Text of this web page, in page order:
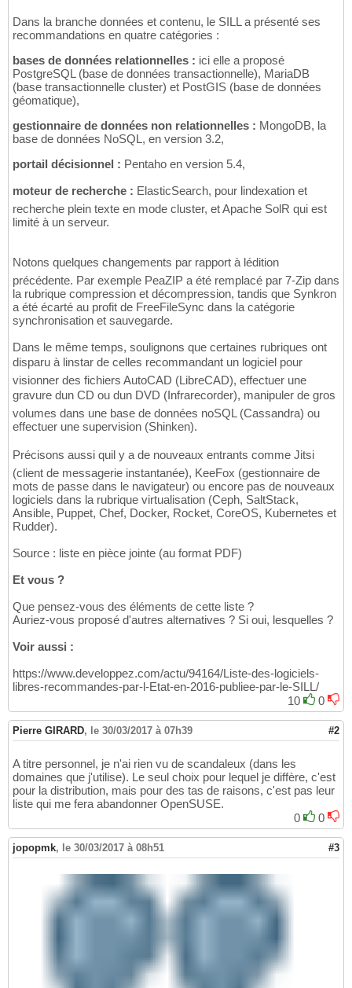
Dans la branche données et contenu, le SILL a présenté ses
recommandations en quatre catégories :
bases de données relationnelles : ici elle a proposé
PostgreSQL (base de données transactionnelle), MariaDB
(base transactionnelle cluster) et PostGIS (base de données
géomatique),
gestionnaire de données non relationnelles : MongoDB, la
base de données NoSQL, en version 3.2,
portail décisionnel : Pentaho en version 5.4,
moteur de recherche : ElasticSearch, pour lindexation et
recherche plein texte en mode cluster, et Apache SolR qui est
limité à un serveur.
Notons quelques changements par rapport à lédition
précédente. Par exemple PeaZIP a été remplacé par 7-Zip dans
la rubrique compression et décompression, tandis que Synkron
a été écarté au profit de FreeFileSync dans la catégorie
synchronisation et sauvegarde.
Dans le même temps, soulignons que certaines rubriques ont
disparu à linstar de celles recommandant un logiciel pour
visionner des fichiers AutoCAD (LibreCAD), effectuer une
gravure dun CD ou dun DVD (Infrarecorder), manipuler de gros
volumes dans une base de données noSQL (Cassandra) ou
effectuer une supervision (Shinken).
Précisons aussi quil y a de nouveaux entrants comme Jitsi
(client de messagerie instantanée), KeeFox (gestionnaire de
mots de passe dans le navigateur) ou encore pas de nouveaux
logiciels dans la rubrique virtualisation (Ceph, SaltStack,
Ansible, Puppet, Chef, Docker, Rocket, CoreOS, Kubernetes et
Rudder).
Source : liste en pièce jointe (au format PDF)
Et vous ?
Que pensez-vous des éléments de cette liste ?
Auriez-vous proposé d'autres alternatives ? Si oui, lesquelles ?
Voir aussi :
https://www.developpez.com/actu/94164/Liste-des-logiciels-
libres-recommandes-par-l-Etat-en-2016-publiee-par-le-SILL/
10
0
Pierre GIRARD, le 30/03/2017 à 07h39 #2
A titre personnel, je n'ai rien vu de scandaleux (dans les
domaines que j'utilise). Le seul choix pour lequel je diffère, c'est
pour la distribution, mais pour des tas de raisons, c'est pas leur
liste qui me fera abandonner OpenSUSE.
0
0
jopopmk, le 30/03/2017 à 08h51 #3